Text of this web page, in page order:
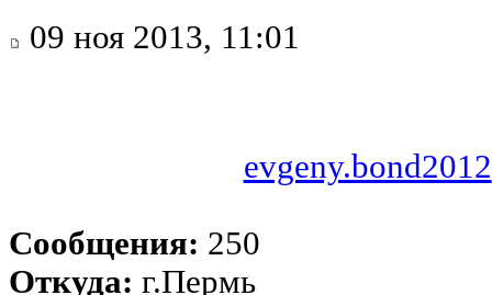
09 ноя 2013, 11:01
evgeny.bond2012
Сообщения: 250
Откуда: г.Пермь